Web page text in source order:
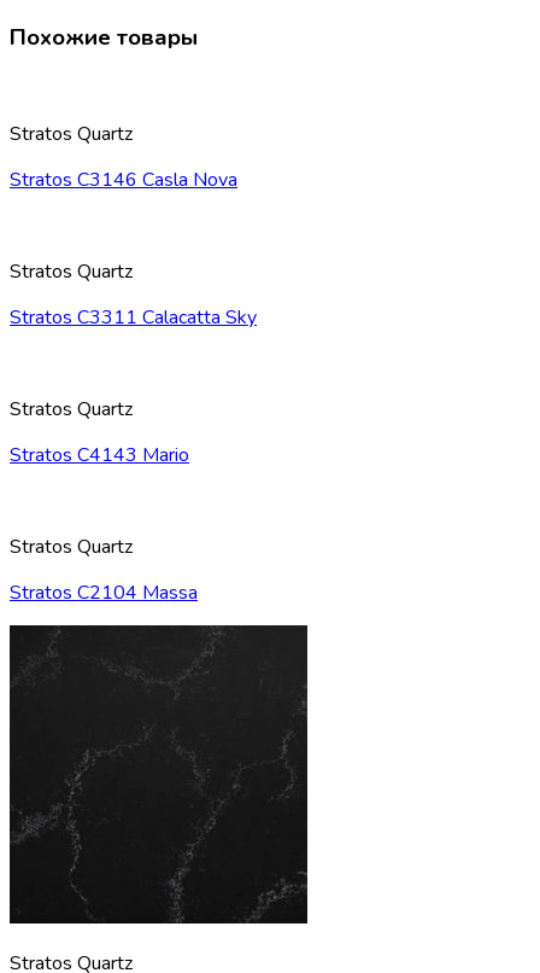
Похожие товары
Stratos Quartz
Stratos C3146 Casla Nova
Stratos Quartz
Stratos C3311 Calacatta Sky
Stratos Quartz
Stratos C4143 Mario
Stratos Quartz
Stratos C2104 Massa
Stratos Quartz